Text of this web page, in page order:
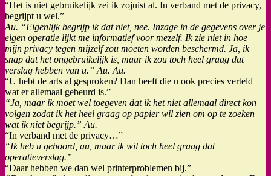
“Het is niet gebruikelijk zei ik zojuist al. In verband met de privacy,
begrijpt u wel.”
Au. “Eigenlijk begrijp ik dat niet, nee. Inzage in de gegevens over je
eigen operatie lijkt me informatief voor mezelf. Ik zie niet in hoe
mijn privacy tegen mijzelf zou moeten worden beschermd. Ja, ik
snap dat het ongebruikelijk is, maar ik zou toch heel graag dat
verslag hebben van u.” Au. Au.
“U hebt de arts al gesproken? Dan heeft die u ook precies verteld
wat er allemaal gebeurd is.”
“Ja, maar ik moet wel toegeven dat ik het niet allemaal direct kon
volgen zodat ik het heel graag op papier wil zien om op te zoeken
wat ik niet begrijp.” Au.
“In verband met de privacy…”
“Ik heb u gehoord, au, maar ik wil toch heel graag dat
operatieverslag.”
“Daar hebben we dan wel printerproblemen bij.”